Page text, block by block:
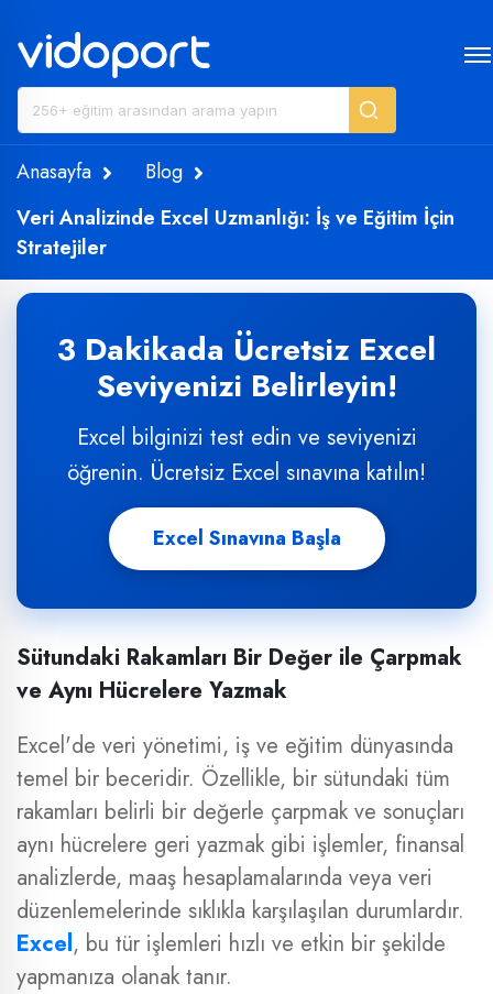
Anasayfa
Blog
Veri Analizinde Excel Uzmanlığı: İş ve Eğitim İçin
Stratejiler
3 Dakikada Ücretsiz Excel
Seviyenizi Belirleyin!
Excel bilginizi test edin ve seviyenizi
öğrenin. Ücretsiz Excel sınavına katılın!
Excel Sınavına Başla
Sütundaki Rakamları Bir Değer ile Çarpmak
ve Aynı Hücrelere Yazmak
Excel'de veri yönetimi, iş ve eğitim dünyasında
temel bir beceridir. Özellikle, bir sütundaki tüm
rakamları belirli bir değerle çarpmak ve sonuçları
aynı hücrelere geri yazmak gibi işlemler, finansal
analizlerde, maaş hesaplamalarında veya veri
düzenlemelerinde sıklıkla karşılaşılan durumlardır.
Excel, bu tür işlemleri hızlı ve etkin bir şekilde
yapmanıza olanak tanır.